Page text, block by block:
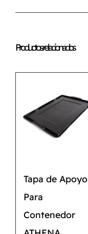
Productos relacionados
Tapa de Apoyo
Para
Contenedor